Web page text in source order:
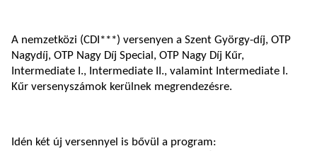
A nemzetközi (CDI***) versenyen a Szent György-díj, OTP
Nagydíj, OTP Nagy Díj Special, OTP Nagy Díj Kűr,
Intermediate I., Intermediate II., valamint Intermediate I.
Kűr versenyszámok kerülnek megrendezésre.
Idén két új versennyel is bővül a program: